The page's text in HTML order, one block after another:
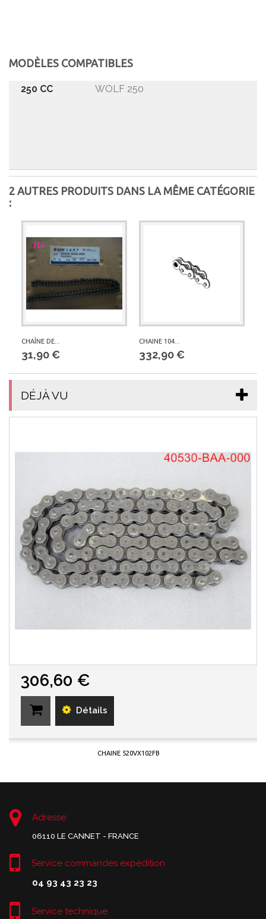
MODÈLES COMPATIBLES
250 CC WOLF 250
2 AUTRES PRODUITS DANS LA MÊME CATÉGORIE
:
CHAÎNE DE...
31,90 €
CHAINE 104...
332,90 €
DÉJÀ VU
306,60 €
Détails
CHAINE 520VX102FB
Adresse:
06110 LE CANNET - FRANCE
Service commandes expédition
04 93 43 23 23
Service technique